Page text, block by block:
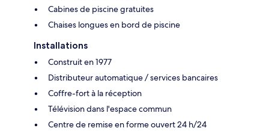
Cabines de piscine gratuites
Chaises longues en bord de piscine
Installations
Construit en 1977
Distributeur automatique / services bancaires
Coffre-fort à la réception
Télévision dans l'espace commun
Centre de remise en forme ouvert 24 h/24